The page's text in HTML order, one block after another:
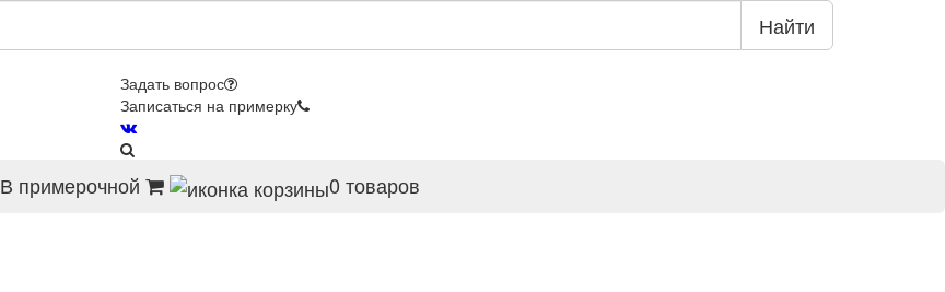
Найти
Задать вопрос
Записаться на примерку
В примерочной 0 товаров